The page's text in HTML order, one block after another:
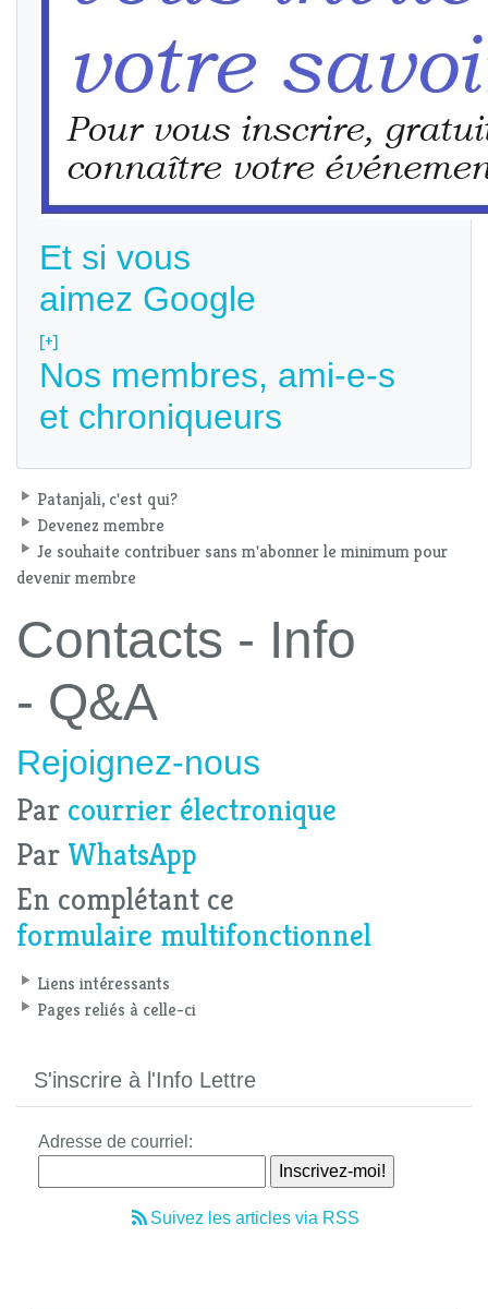
Et si vous
aimez Google
[+]
Nos membres, ami-e-s
et chroniqueurs
Patanjali, c'est qui?
Devenez membre
Je souhaite contribuer sans m'abonner le minimum pour
devenir membre
Contacts - Info
- Q&A
Rejoignez-nous
Par courrier électronique
Par WhatsApp
En complétant ce
formulaire multifonctionnel
Liens intéressants
Pages reliés à celle-ci
S'inscrire à l'Info Lettre
Adresse de courriel:
Suivez les articles via RSS